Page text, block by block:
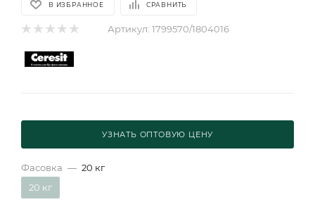
В ИЗБРАННОЕ СРАВНИТЬ
Артикул: 1799570/1804016
УЗНАТЬ ОПТОВУЮ ЦЕНУ
Фасовка — 20 кг
20 кг